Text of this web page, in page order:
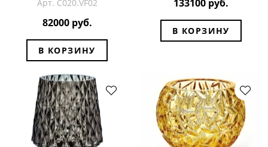
Арт. С020.VF02
82000 руб.
В КОРЗИНУ
133100 руб.
В КОРЗИНУ